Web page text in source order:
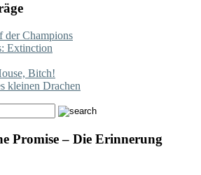
Champions
Extinction
Bitch!
kleinen Drachen
Promise – Die Erinnerung